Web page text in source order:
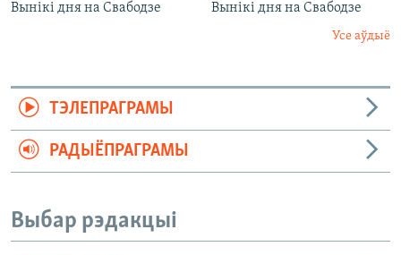
Вынікі дня на Свабодзе Вынікі дня на Свабодзе
Усе аўдыё
ТЭЛЕПРАГРАМЫ
РАДЫЁПРАГРАМЫ
Выбар рэдакцыі